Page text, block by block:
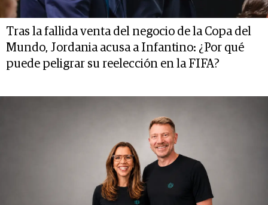
Tras la fallida venta del negocio de la Copa del
Mundo, Jordania acusa a Infantino: ¿Por qué
puede peligrar su reelección en la FIFA?